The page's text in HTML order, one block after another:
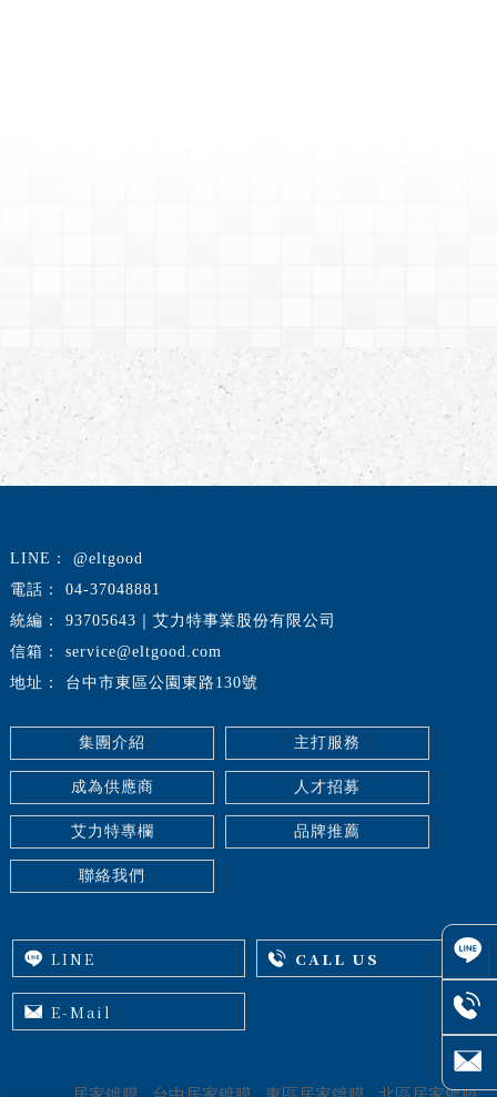
@eltgood
04-37048881
93705643｜艾力特事業股份有限公司
service@eltgood.com
台中市東區公園東路130號
集團介紹 主打服務
成為供應商 人才招募
艾力特專欄 品牌推薦
聯絡我們